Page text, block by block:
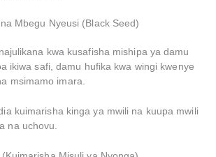
Mbegu Nyeusi (Black Seed)
kwa kusafisha mishipa ya damu
ikiwa safi, damu hufika kwa wingi kwenye
msimamo imara.
kuimarisha kinga ya mwili na kuupa mwili
na uchovu.